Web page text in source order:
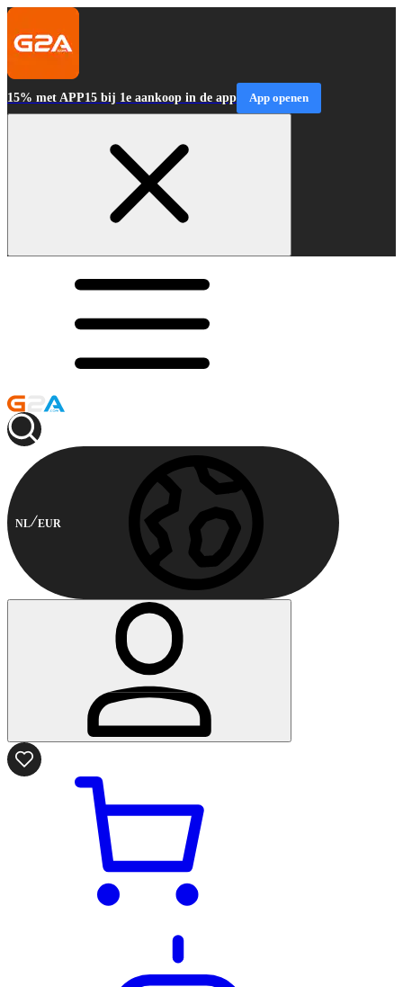
15% met APP15 bij 1e aankoop in de app App openen
NL EUR